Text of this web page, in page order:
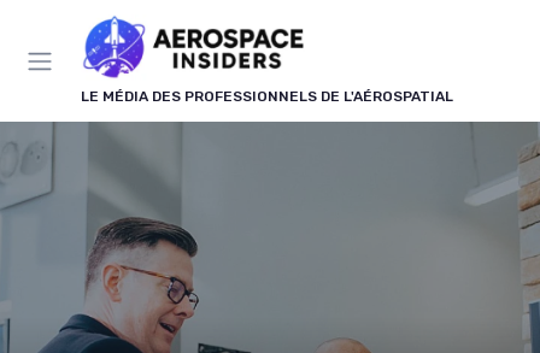
LE MÉDIA DES PROFESSIONNELS DE L'AÉROSPATIAL
Panneau de gestion des cookies